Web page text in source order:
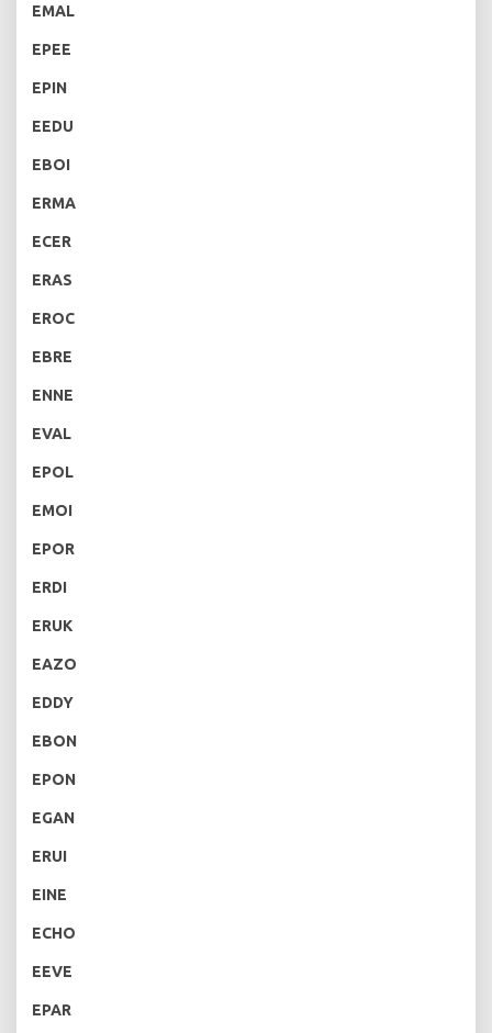
EMAL
EPEE
EPIN
EEDU
EBOI
ERMA
ECER
ERAS
EROC
EBRE
ENNE
EVAL
EPOL
EMOI
EPOR
ERDI
ERUK
EAZO
EDDY
EBON
EPON
EGAN
ERUI
EINE
ECHO
EEVE
EPAR